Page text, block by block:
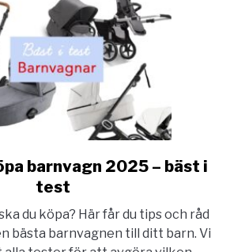
link
to
:
köpa
barnvagn 2025 – bäst i
test
du köpa? Här får du tips och råd
bästa barnvagnen till ditt barn. Vi